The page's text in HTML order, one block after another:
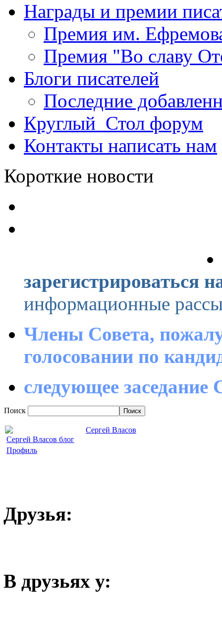
Награды и премии
Премия им.
Премия "Во славу
Блоги писателей
Последние
Круглый_Стол форум
Контакты написать нам
Короткие новости
зарегистрироваться
информационные
Члены Совета,
голосовании по
следующее заседание
Поиск
Сергей Власов блог
Профиль
Сергей Власов
Друзья:
В друзьях у: